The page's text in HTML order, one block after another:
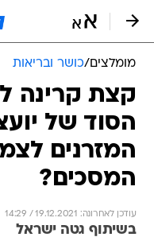
מומלצים/כושר ובריאות
קצת קרינה
הסוד של
המזרנים
המסכים?
עודכן לאחרונה: 19.12.2021 / 14:29
בשיתוף גטה ישראל